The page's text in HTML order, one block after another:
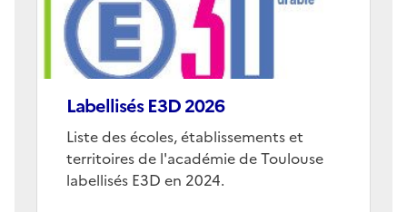
Labellisés E3D 2026
Corps
Liste des écoles, établissements et
territoires de l'académie de Toulouse
labellisés E3D en 2024.